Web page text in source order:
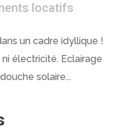
locatifs
un cadre idyllique !
électricité. Eclairage
solaire...